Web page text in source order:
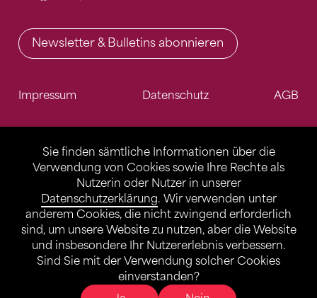
Sie finden sämtliche Informationen über die
Verwendung von Cookies sowie Ihre Rechte als
Nutzerin oder Nutzer in unserer
Datenschutzerklärung. Wir verwenden unter
anderem Cookies, die nicht zwingend erforderlich
sind, um unsere Website zu nutzen, aber die Website
und insbesondere Ihr Nutzererlebnis verbessern.
Sind Sie mit der Verwendung solcher Cookies
einverstanden?
Newsletter & Bulletins abonnieren
Impressum Datenschutz AGB